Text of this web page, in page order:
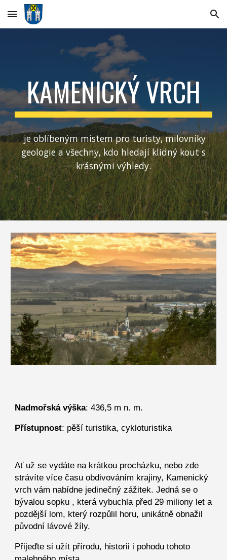
Skip to main content Skip to navigation
KAMENICKÝ VRCH
je oblíbeným místem pro turisty, milovníky
geologie a všechny, kdo hledají klidný kout s
krásnými výhledy.
Nadmořská výška: 436,5 m n. m.
Přístupnost: pěší turistika, cykloturistika
Ať už se vydáte na krátkou procházku, nebo zde
strávíte více času obdivováním krajiny, Kamenický
vrch vám nabídne jedinečný zážitek. Jedná se o
bývalou sopku , která vybuchla před 29 miliony let a
pozdější lom, který rozpůlil horu, unikátně obnažil
původní lávové žíly.
Přijeďte si užít přírodu, historii i pohodu tohoto